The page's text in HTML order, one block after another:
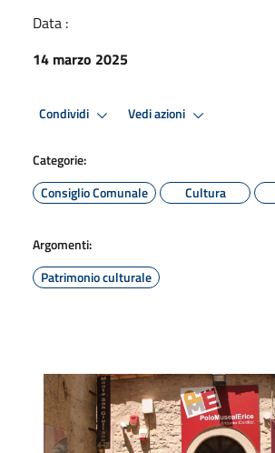
Data :
14 marzo 2025
Condividi Vedi azioni
Categorie:
Consiglio Comunale
Cultura
Argomenti:
Patrimonio culturale